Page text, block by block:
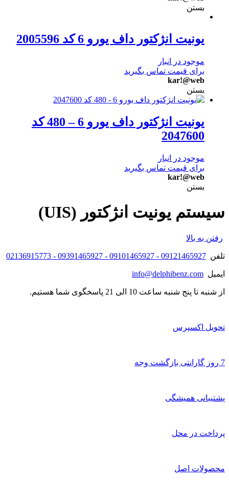
بستن
یونیت انژکتور داف یورو 6 کد 2005596
موجود در انبار
برای قیمت تماس بگیرید
kar!@web
بستن
یونیت انژکتور داف یورو 6 – 480 کد
2047600
موجود در انبار
برای قیمت تماس بگیرید
kar!@web
بستن
سیستم یونیت انژکتور (UIS)
رفتن به بالا
تلفن 09121465927 - 09101465927 - 09391465927 - 02136915773
ایمیل info@delphibenz.com
از شنبه تا پنج شنبه ساعت 10 الی 21 پاسخگوی شما هستیم.
تحویل اکسپرس
7 روز گارانتی بازگشت وجه
پشتیبانی همیشگی
پرداخت در محل
محصولات اصل